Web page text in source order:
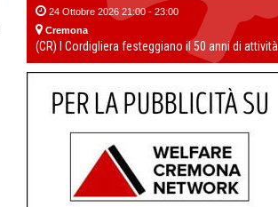
24 Ottobre 2026 21:00 - 23:00
Cremona
(CR) I Cordigliera festeggiano il 50 anni di attività